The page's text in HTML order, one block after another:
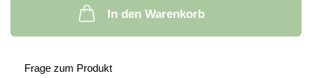
In den Warenkorb
Frage zum Produkt